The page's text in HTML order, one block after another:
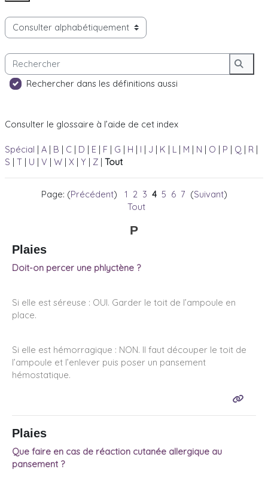
Consulter le glossaire à l’aide de cet index
Rechercher
Rechercher dans les définitions aussi
Consulter le glossaire à l’aide de cet index
Spécial | A | B | C | D | E | F | G | H | I | J | K | L | M | N | O | P | Q | R |
S | T | U | V | W | X | Y | Z | Tout
Page: (Précédent) 1 2 3 4 5 6 7 (Suivant)
Tout
P
Plaies
Doit-on percer une phlyctène ?
Si elle est séreuse : OUI. Garder le toit de l’ampoule en
place.
Si elle est hémorragique : NON. Il faut découper le toit de
l’ampoule et l’enlever puis poser un pansement
hémostatique.
Plaies
Que faire en cas de réaction cutanée allergique au
pansement ?